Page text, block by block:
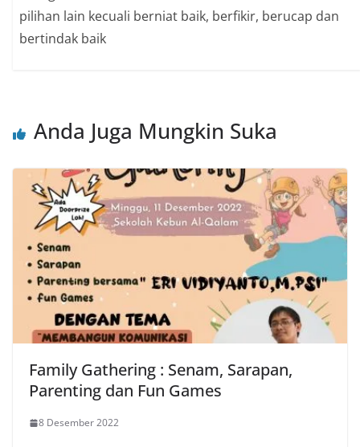
pilihan lain kecuali berniat baik, berfikir, berucap dan
bertindak baik
Anda Juga Mungkin Suka
Family Gathering : Senam, Sarapan,
Parenting dan Fun Games
8 Desember 2022